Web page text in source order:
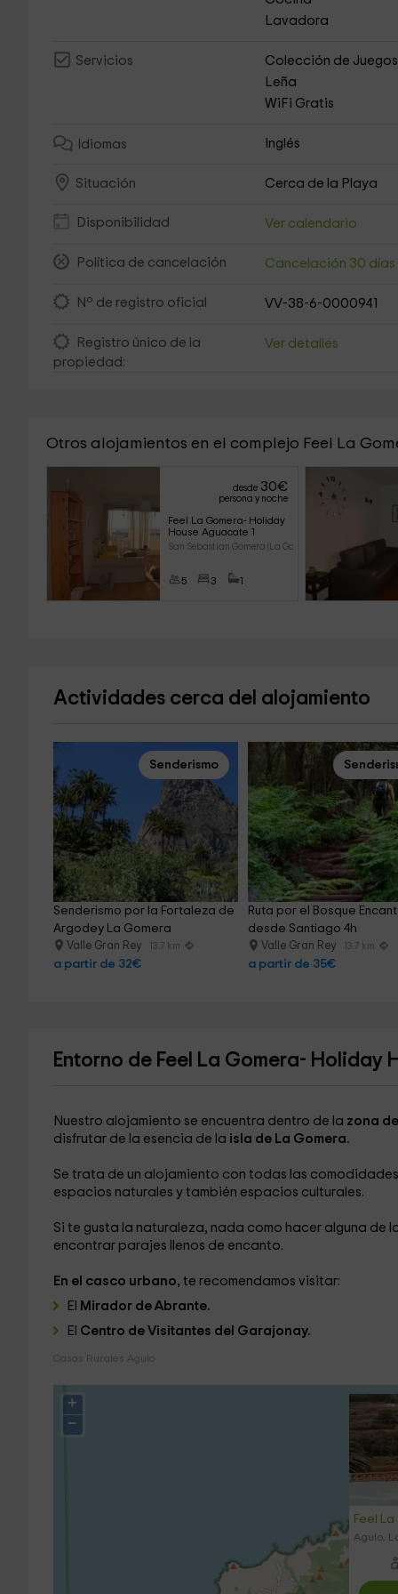
Lavadora
Servicios Colección de Juegos
Leña
WiFi Gratis
Idiomas Inglés
Situación Cerca de la Playa
Disponibilidad Ver calendario
Política de cancelación Cancelación 30 días
Nº de registro oficial VV-38-6-0000941
Registro único de la
propiedad:
Ver detalles
Otros alojamientos en el complejo Feel La
desde 30€
persona y noche
Feel La Gomera- Holiday
House Aguacate 1
San Sebastian Gomera (La Gomer
5 3 1
Actividades cerca del alojamiento
Senderismo
Senderismo por la Fortaleza de
Argodey La Gomera
Valle Gran Rey 13.7 km
a partir de 32€
Ruta por el Bosque
desde Santiago 4h
Valle Gran Rey 13.7 km
a partir de 35€
Entorno de Feel La Gomera- Holiday
Nuestro alojamiento se encuentra dentro de la zona
disfrutar de la esencia de la isla de La Gomera.
Se trata de un alojamiento con todas las
espacios naturales y también espacios culturales.
Si te gusta la naturaleza, nada como hacer alguna de
encontrar parajes llenos de encanto.
En el casco urbano, te recomendamos visitar:
El
Mirador de Abrante.
El Centro de Visitantes del Garajonay.
Casas Rurales Agulo
Feel
Agulo,
+
−